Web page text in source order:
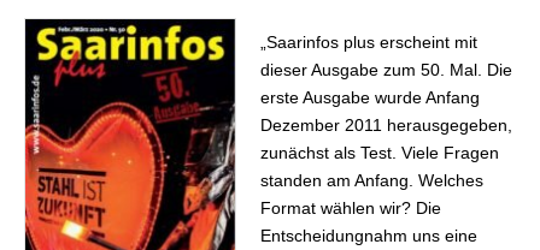
„Saarinfos plus erscheint mit
dieser Ausgabe zum 50. Mal. Die
erste Ausgabe wurde Anfang
Dezember 2011 herausgegeben,
zunächst als Test. Viele Fragen
standen am Anfang. Welches
Format wählen wir? Die
Entscheidungnahm uns eine